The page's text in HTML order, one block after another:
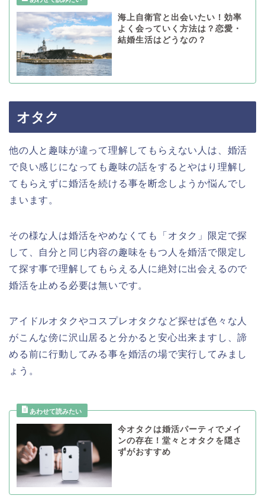
海上自衛官と出会いたい！効率
よく会っていく方法は？恋愛・
結婚生活はどうなの？
オタク
他の人と趣味が違って理解してもらえない人は、婚活
で良い感じになっても趣味の話をするとやはり理解し
てもらえずに婚活を続ける事を断念しようか悩んでし
まいます。
その様な人は婚活をやめなくても「オタク」限定で探
して、自分と同じ内容の趣味をもつ人を婚活で限定し
て探す事で理解してもらえる人に絶対に出会えるので
婚活を止める必要は無いです。
アイドルオタクやコスプレオタクなど探せば色々な人
がこんな傍に沢山居ると分かると安心出来ますし、諦
める前に行動してみる事を婚活の場で実行してみまし
ょう。
今オタクは婚活パーティでメイ
ンの存在！堂々とオタクを隠さ
ずがおすすめ